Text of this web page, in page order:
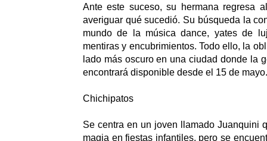
Ante este suceso, su hermana regresa
averiguar qué sucedió. Su búsqueda la
mundo de la música dance, yates de
mentiras y encubrimientos. Todo ello, la
lado más oscuro en una ciudad donde la
encontrará disponible desde el 15 de mayo.
Chichipatos
Se centra en un joven llamado Juanquini
magia en fiestas infantiles, pero se